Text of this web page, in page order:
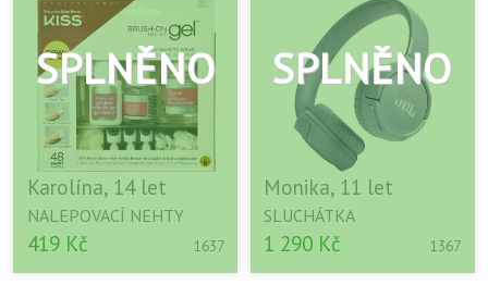
Karolína, 14 let
NALEPOVACÍ NEHTY
419 Kč 1637
Monika, 11 let
SLUCHÁTKA
1 290 Kč 1367